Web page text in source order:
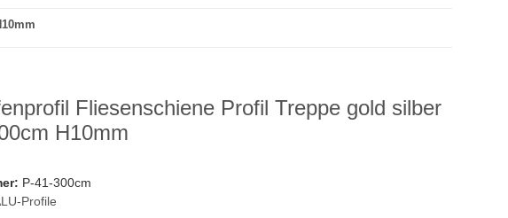
Fliesenschiene Profil Treppe gold silber
H10mm
P-41-300cm
Profile